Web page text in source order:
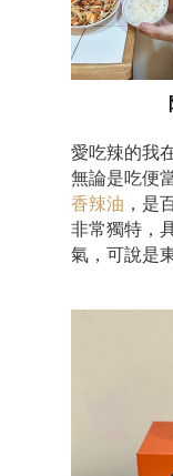
愛吃辣的我
無論是吃便
香辣油 ，是
非常獨特，
氣，可說是